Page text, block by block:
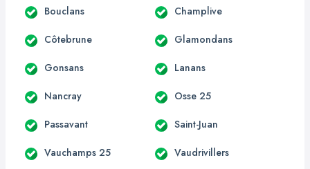
Bouclans Champlive
Côtebrune Glamondans
Gonsans Lanans
Nancray Osse 25
Passavant Saint-Juan
Vauchamps 25 Vaudrivillers